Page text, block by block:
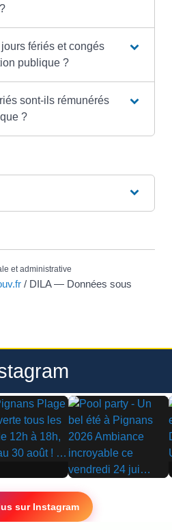
fériés et congés
publique ?
sont-ils rémunérés
?
et administrative
/ DILA — Données sous
▶
sur Instagram